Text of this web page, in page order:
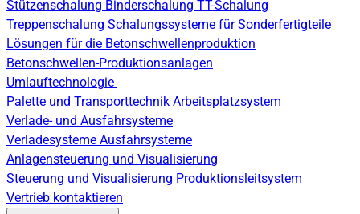
Stützenschalung Binderschalung TT-Schalung
Treppenschalung Schalungssysteme für Sonderfertigteile
Lösungen für die Betonschwellenproduktion
Betonschwellen-Produktionsanlagen
Umlauftechnologie
Palette und Transporttechnik Arbeitsplatzsystem
Verlade- und Ausfahrsysteme
Verladesysteme Ausfahrsysteme
Anlagensteuerung und Visualisierung
Steuerung und Visualisierung Produktionsleitsystem
Vertrieb kontaktieren